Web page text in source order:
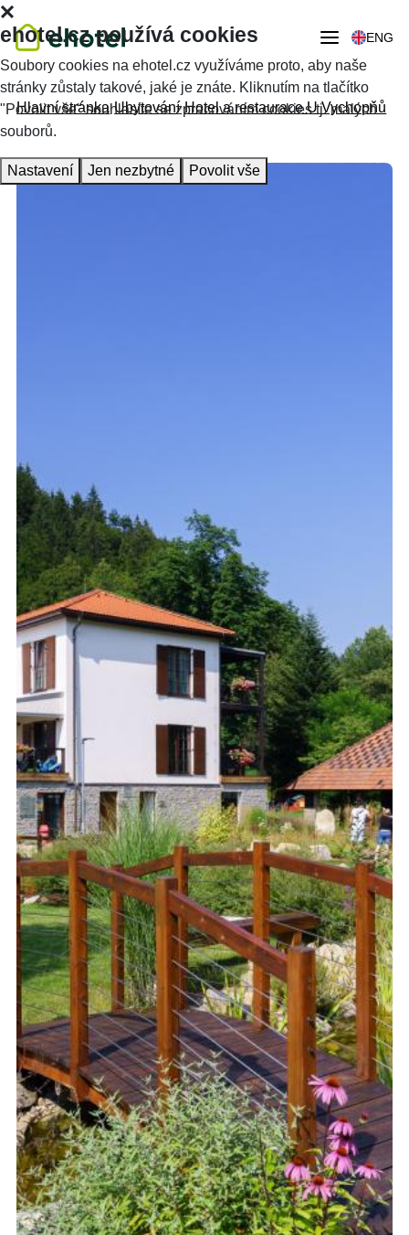
ENG
Hlavní stránka Ubytování Hotel a restaurace U Vychopňů
ehotel.cz používá cookies
Soubory cookies na ehotel.cz využíváme proto, aby naše
stránky zůstaly takové, jaké je znáte. Kliknutím na tlačítko
"Povolit vše" souhlasíte se zpracováním cookies tj. malých
souborů.
Nastavení Jen nezbytné Povolit vše